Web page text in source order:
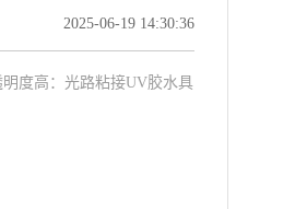
2025-06-19 14:30:36
度高：光路粘接UV胶水具